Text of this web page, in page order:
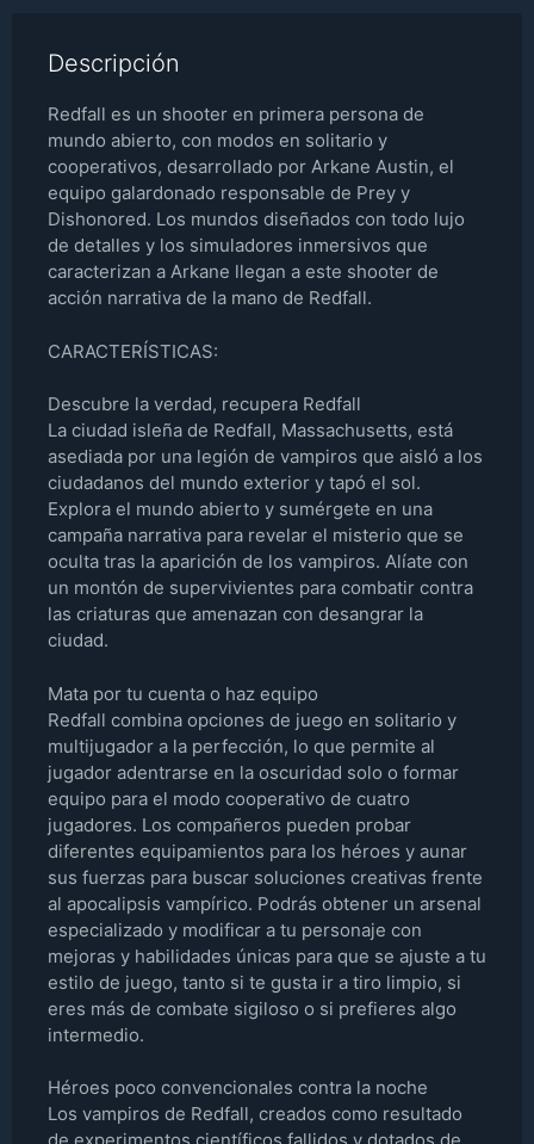
Descripción
Redfall es un shooter en primera persona de
mundo abierto, con modos en solitario y
cooperativos, desarrollado por Arkane Austin, el
equipo galardonado responsable de Prey y
Dishonored. Los mundos diseñados con todo lujo
de detalles y los simuladores inmersivos que
caracterizan a Arkane llegan a este shooter de
acción narrativa de la mano de Redfall.
CARACTERÍSTICAS:
Descubre la verdad, recupera Redfall
La ciudad isleña de Redfall, Massachusetts, está
asediada por una legión de vampiros que aisló a los
ciudadanos del mundo exterior y tapó el sol.
Explora el mundo abierto y sumérgete en una
campaña narrativa para revelar el misterio que se
oculta tras la aparición de los vampiros. Alíate con
un montón de supervivientes para combatir contra
las criaturas que amenazan con desangrar la
ciudad.
Mata por tu cuenta o haz equipo
Redfall combina opciones de juego en solitario y
multijugador a la perfección, lo que permite al
jugador adentrarse en la oscuridad solo o formar
equipo para el modo cooperativo de cuatro
jugadores. Los compañeros pueden probar
diferentes equipamientos para los héroes y aunar
sus fuerzas para buscar soluciones creativas frente
al apocalipsis vampírico. Podrás obtener un arsenal
especializado y modificar a tu personaje con
mejoras y habilidades únicas para que se ajuste a tu
estilo de juego, tanto si te gusta ir a tiro limpio, si
eres más de combate sigiloso o si prefieres algo
intermedio.
Héroes poco convencionales contra la noche
Los vampiros de Redfall, creados como resultado